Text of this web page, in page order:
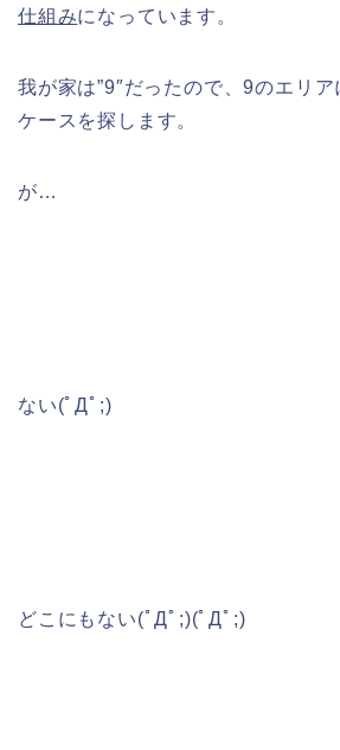
仕組みになっています。
我が家は”9″だったので、9のエリ
ケースを探します。
が…
ない(ﾟДﾟ;)
どこにもない(ﾟДﾟ;)(ﾟДﾟ;)